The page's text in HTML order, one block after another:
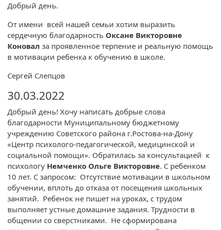
Добрый день.
От имени всей нашей семьи хотим выразить
сердечную благодарность Оксане Викторовне
Коновал за проявленное терпение и реальную помощь
в мотивации ребенка к обучению в школе.
Сергей Слепцов
30.03.2022
Добрый день! Хочу написать добрые слова
благодарности Муниципальному бюджетному
учреждению Советского района г.Ростова-на-Дону
«Центр психолого-педагогической, медицинской и
социальной помощи». Обратилась за консультацией к
психологу Немченко Ольге Викторовне. С ребенком
10 лет. С запросом: Отсутствие мотивации в школьном
обучении, вплоть до отказа от посещения школьных
занятий. Ребенок не пишет на уроках, с трудом
выполняет устные домашние задания. Трудности в
общении со сверстниками. Не сформирована